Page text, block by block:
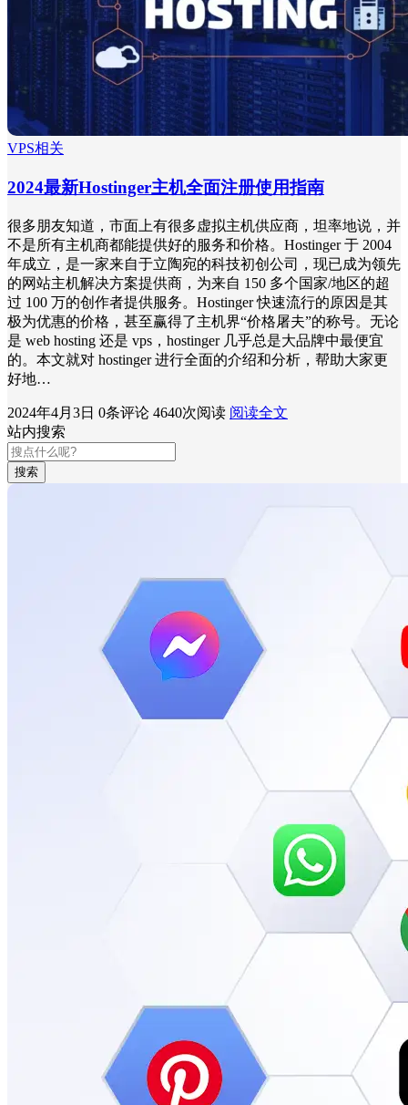
VPS相关
2024最新Hostinger主机全面注册使用指南
很多朋友知道，市面上有很多虚拟主机供应商，坦率地说，并
不是所有主机商都能提供好的服务和价格。Hostinger 于 2004
年成立，是一家来自于立陶宛的科技初创公司，现已成为领先
的网站主机解决方案提供商，为来自 150 多个国家/地区的超
过 100 万的创作者提供服务。Hostinger 快速流行的原因是其
极为优惠的价格，甚至赢得了主机界“价格屠夫”的称号。无论
是 web hosting 还是 vps，hostinger 几乎总是大品牌中最便宜
的。本文就对 hostinger 进行全面的介绍和分析，帮助大家更
好地…
2024年4月3日 0条评论 4640次阅读 阅读全文
站内搜索
搜索